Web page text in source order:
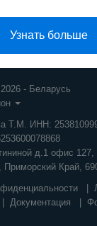
Узнать больше
- Беларусь
Т.М. ИНН:
д.1 офис 127,
Приморский Край,
|
Документация |